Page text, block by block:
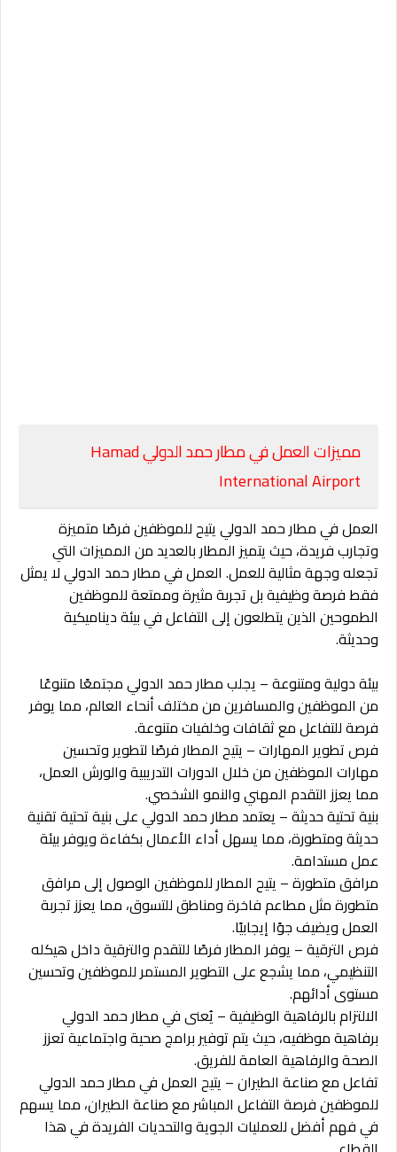
مميزات العمل في مطار حمد الدولي Hamad
International Airport
العمل في مطار حمد الدولي يتيح للموظفين فرصًا متميزة
وتجارب فريدة، حيث يتميز المطار بالعديد من المميزات التي
تجعله وجهة مثالية للعمل. العمل في مطار حمد الدولي لا يمثل
فقط فرصة وظيفية بل تجربة مثيرة وممتعة للموظفين
الطموحين الذين يتطلعون إلى التفاعل في بيئة ديناميكية
وحديثة.
بيئة دولية ومتنوعة – يجلب مطار حمد الدولي مجتمعًا متنوعًا
من الموظفين والمسافرين من مختلف أنحاء العالم، مما يوفر
فرصة للتفاعل مع ثقافات وخلفيات متنوعة.
فرص تطوير المهارات – يتيح المطار فرصًا لتطوير وتحسين
مهارات الموظفين من خلال الدورات التدريبية والورش العمل،
مما يعزز التقدم المهني والنمو الشخصي.
بنية تحتية حديثة – يعتمد مطار حمد الدولي على بنية تحتية تقنية
حديثة ومتطورة، مما يسهل أداء الأعمال بكفاءة ويوفر بيئة
عمل مستدامة.
مرافق متطورة – يتيح المطار للموظفين الوصول إلى مرافق
متطورة مثل مطاعم فاخرة ومناطق للتسوق، مما يعزز تجربة
العمل ويضيف جوًا إيجابيًا.
فرص الترقية – يوفر المطار فرصًا للتقدم والترقية داخل هيكله
التنظيمي، مما يشجع على التطوير المستمر للموظفين وتحسين
مستوى أدائهم.
الالتزام بالرفاهية الوظيفية – يُعنى في مطار حمد الدولي
برفاهية موظفيه، حيث يتم توفير برامج صحية واجتماعية تعزز
الصحة والرفاهية العامة للفريق.
تفاعل مع صناعة الطيران – يتيح العمل في مطار حمد الدولي
للموظفين فرصة التفاعل المباشر مع صناعة الطيران، مما يسهم
في فهم أفضل للعمليات الجوية والتحديات الفريدة في هذا